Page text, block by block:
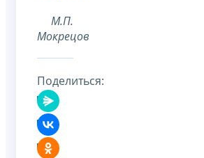
М.П.
Мокрецов
Поделиться: